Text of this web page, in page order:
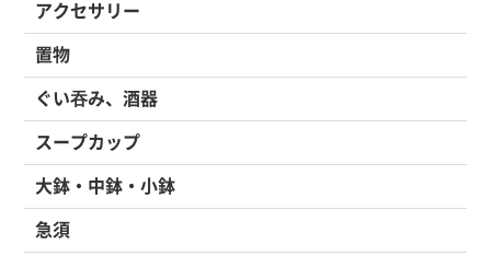
アクセサリー
置物
ぐい吞み、酒器
スープカップ
大鉢・中鉢・小鉢
急須